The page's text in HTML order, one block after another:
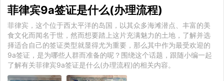
菲律宾9a签证是什么(办理流程)
菲律宾，这个位于西太平洋的岛国，以其众多海滩潜点、丰富的美
食文化而闻名于世，然而想要踏上这片充满魅力的土地，了解并选
择适合自己的签证类型就显得尤为重要，那么其中作为最受欢迎的
9a签证，是为哪些人群而准备的呢？围绕这个话题，跟随小编一起
了解有关菲律宾9a签证是什么(办理流程)的相关内容。